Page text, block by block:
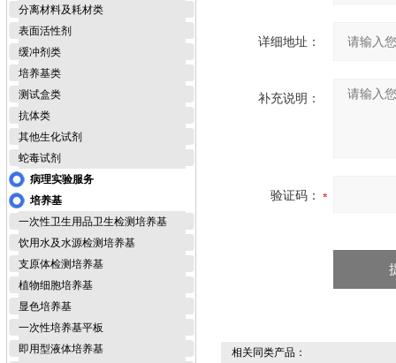
分离材料及耗材类
表面活性剂
缓冲剂类
培养基类
测试盒类
抗体类
其他生化试剂
蛇毒试剂
病理实验服务
培养基
一次性卫生用品卫生检测培养基
饮用水及水源检测培养基
支原体检测培养基
植物细胞培养基
显色培养基
一次性培养基平板
即用型液体培养基
详细地址：
补充说明：
验证码：
相关同类产品：